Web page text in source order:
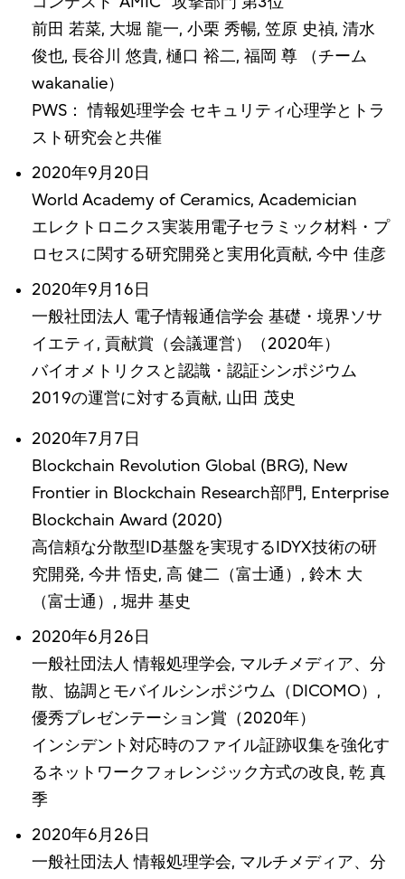
前田 若菜, 大堀 龍一, 小栗 秀暢, 笠原 史禎, 清水
俊也, 長谷川 悠貴, 樋口 裕二, 福岡 尊 （チーム
wakanalie）
PWS： 情報処理学会 セキュリティ心理学とトラ
スト研究会と共催
2020年9月20日
World Academy of Ceramics, Academician
エレクトロニクス実装用電子セラミック材料・プ
ロセスに関する研究開発と実用化貢献, 今中 佳彦
2020年9月16日
一般社団法人 電子情報通信学会 基礎・境界ソサ
イエティ, 貢献賞（会議運営）（2020年）
バイオメトリクスと認識・認証シンポジウム
2019の運営に対する貢献, 山田 茂史
2020年7月7日
Blockchain Revolution Global (BRG), New
Frontier in Blockchain Research部門, Enterprise
Blockchain Award (2020)
高信頼な分散型ID基盤を実現するIDYX技術の研
究開発, 今井 悟史, 高 健二（富士通）, 鈴木 大
（富士通）, 堀井 基史
2020年6月26日
一般社団法人 情報処理学会, マルチメディア、分
散、協調とモバイルシンポジウム（DICOMO）,
優秀プレゼンテーション賞（2020年）
インシデント対応時のファイル証跡収集を強化す
るネットワークフォレンジック方式の改良, 乾 真
季
2020年6月26日
一般社団法人 情報処理学会, マルチメディア、分